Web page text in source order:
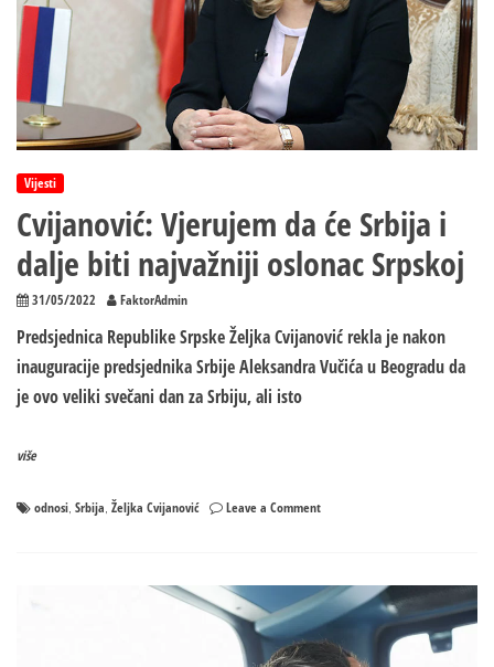
8
STVARI
Vijesti
Cvijanović: Vjerujem da će Srbija i
dalje biti najvažniji oslonac Srpskoj
31/05/2022 FaktorAdmin
Predsjednica Republike Srpske Željka Cvijanović rekla je nakon
inauguracije predsjednika Srbije Aleksandra Vučića u Beogradu da
je ovo veliki svečani dan za Srbiju, ali isto
više
odnosi Srbija Željka Cvijanović Leave a Commenton
će
Srbija
i
dalje